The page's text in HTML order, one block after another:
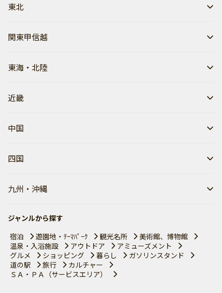
東北
関東甲信越
東海・北陸
近畿
中国
四国
九州・沖縄
ジャンルから探す
宿泊
遊園地・ﾃｰﾏﾊﾟｰｸ 観光名所
美術館、博物館
温泉・入浴施設
アウトドア
アミューズメント
グルメ
ショッピング 暮らし
ガソリンスタンド
道の駅
旅行
カルチャー
ＳＡ・ＰＡ（サービスエリア）